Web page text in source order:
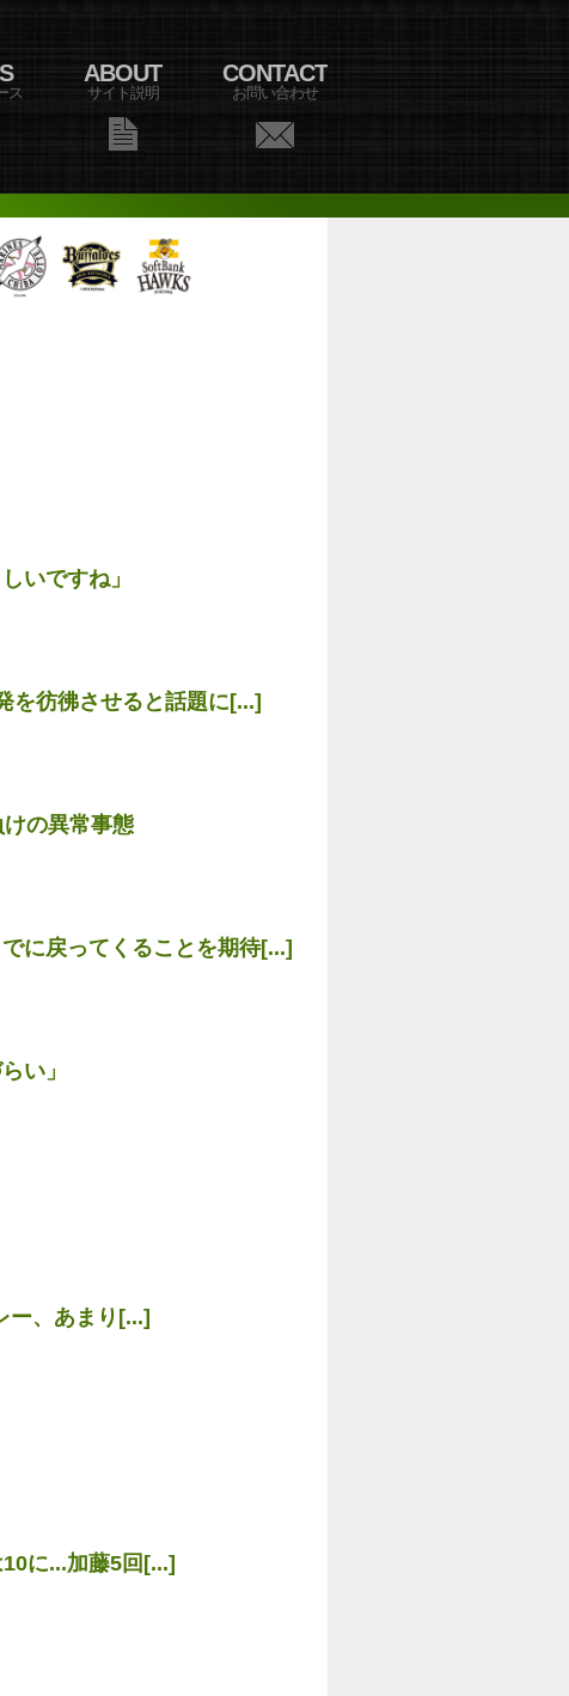
ス
ABOUT
サイト説明
CONTACT
お問い合わせ
いですね」
を彷彿させると話題に[...]
の異常事態
に戻ってくることを期待[...]
い」
ー、あまり[...]
に...加藤5回[...]